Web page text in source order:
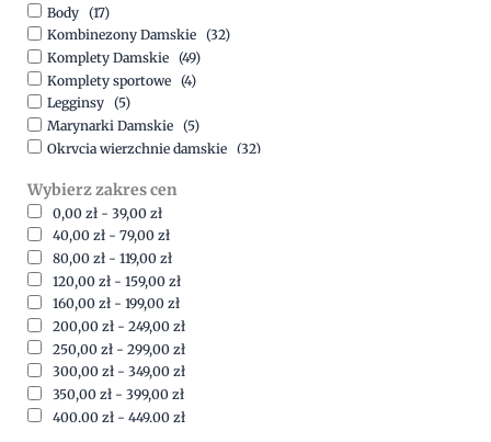
Body (17)
Kombinezony Damskie (32)
Komplety Damskie (49)
Komplety sportowe (4)
Legginsy (5)
Marynarki Damskie (5)
Okrycia wierzchnie damskie (32)
Spodnie (15)
Sukienki (41)
Swetry Damskie (19)
Szorty (7)
Wybierz zakres cen
0,00 zł - 39,00 zł
40,00 zł - 79,00 zł
80,00 zł - 119,00 zł
120,00 zł - 159,00 zł
160,00 zł - 199,00 zł
200,00 zł - 249,00 zł
250,00 zł - 299,00 zł
300,00 zł - 349,00 zł
350,00 zł - 399,00 zł
400,00 zł - 449,00 zł